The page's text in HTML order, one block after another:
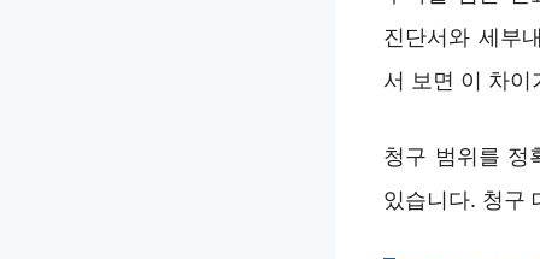
진단서와 세부
서 보면 이 차이
청구 범위를 정
있습니다. 청구